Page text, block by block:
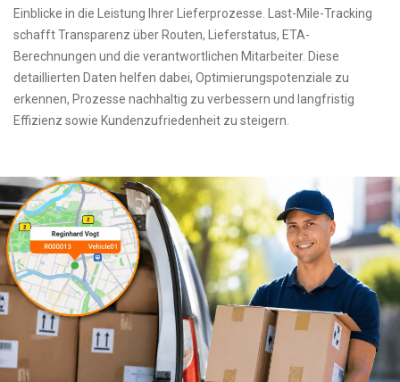
Einblicke in die Leistung Ihrer Lieferprozesse. Last-Mile-Tracking
schafft Transparenz über Routen, Lieferstatus, ETA-
Berechnungen und die verantwortlichen Mitarbeiter. Diese
detaillierten Daten helfen dabei, Optimierungspotenziale zu
erkennen, Prozesse nachhaltig zu verbessern und langfristig
Effizienz sowie Kundenzufriedenheit zu steigern.